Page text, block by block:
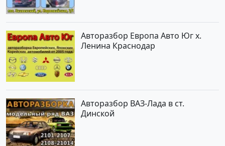
Авторазбор Европа Авто Юг х.
Ленина Краснодар
Авторазбор ВАЗ-Лада в ст.
Динской